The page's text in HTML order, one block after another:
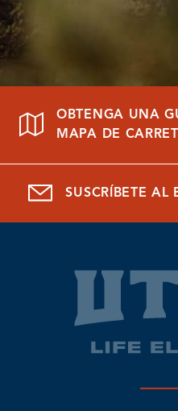
OBTENGA UNA
MAPA DE
SUSCRÍBETE AL